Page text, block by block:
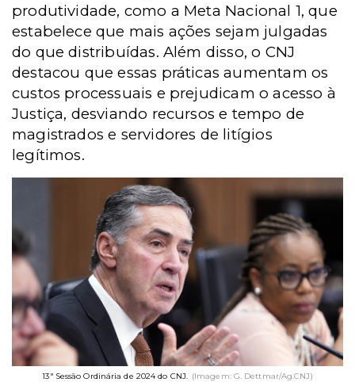
produtividade, como a Meta Nacional 1, que
estabelece que mais ações sejam julgadas
do que distribuídas. Além disso, o CNJ
destacou que essas práticas aumentam os
custos processuais e prejudicam o acesso à
Justiça, desviando recursos e tempo de
magistrados e servidores de litígios
legítimos.
13ª Sessão Ordinária de 2024 do CNJ. (Imagem: G. Dettmar/Ag.CNJ)